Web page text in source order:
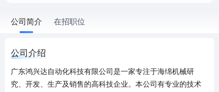
公司简介 在招职位
公司介绍
广东鸿兴达自动化科技有限公司是一家专注于海绵机械研
究、开发、生产及销售的高科技企业。本公司有专业的技术